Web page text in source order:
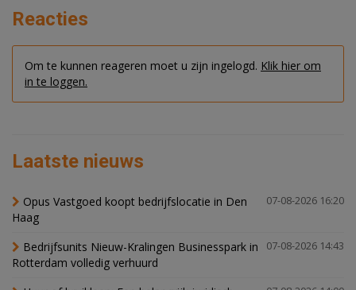
Reacties
Om te kunnen reageren moet u zijn ingelogd. Klik hier om
in te loggen.
Laatste nieuws
07-08-2026 16:20
Opus Vastgoed koopt bedrijfslocatie in Den
Haag
07-08-2026 14:43
Bedrijfsunits Nieuw-Kralingen Businesspark in
Rotterdam volledig verhuurd